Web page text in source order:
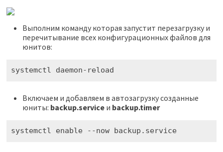
Выполним команду которая запустит перезагрузку и
перечитывание всех конфигурационных файлов для
юнитов:
systemctl daemon-reload
Включаем и добавляем в автозагрузку созданные
юниты: backup.serviceи backup.timer
systemctl enable --now backup.service